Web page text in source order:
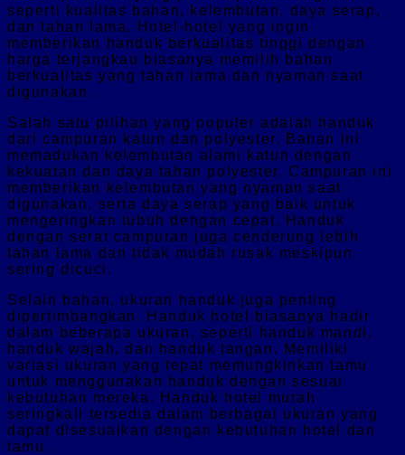
seperti kualitas bahan, kelembutan, daya serap,
dan tahan lama. Hotel-hotel yang ingin
memberikan handuk berkualitas tinggi dengan
harga terjangkau biasanya memilih bahan
berkualitas yang tahan lama dan nyaman saat
digunakan.
Salah satu pilihan yang populer adalah handuk
dari campuran katun dan polyester. Bahan ini
memadukan kelembutan alami katun dengan
kekuatan dan daya tahan polyester. Campuran ini
memberikan kelembutan yang nyaman saat
digunakan, serta daya serap yang baik untuk
mengeringkan tubuh dengan cepat. Handuk
dengan serat campuran juga cenderung lebih
tahan lama dan tidak mudah rusak meskipun
sering dicuci.
Selain bahan, ukuran handuk juga penting
dipertimbangkan. Handuk hotel biasanya hadir
dalam beberapa ukuran, seperti handuk mandi,
handuk wajah, dan handuk tangan. Memiliki
variasi ukuran yang tepat memungkinkan tamu
untuk menggunakan handuk dengan sesuai
kebutuhan mereka. Handuk hotel murah
seringkali tersedia dalam berbagai ukuran yang
dapat disesuaikan dengan kebutuhan hotel dan
tamu.